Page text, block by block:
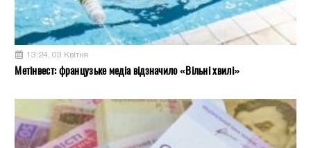
13:24, 03 Квітня
Метінвест: французьке медіа відзначило «Вільні хвилі»